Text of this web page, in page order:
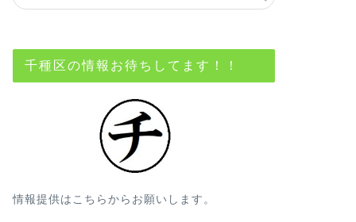
千種区の情報お待ちしてます！！
情報提供はこちらからお願いします。